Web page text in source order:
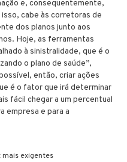
e, consequentemente,
cabe às corretoras de
dos planos junto aos
Hoje, as ferramentas
à sinistralidade, que é o
o plano de saúde”,
então, criar ações
é o fator que irá determinar
fácil chegar a um percentual
empresa e para a
mais exigentes